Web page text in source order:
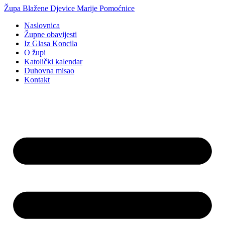
Idi
sadržaj
Župa Blažene Djevice Marije Pomoćnice
Naslovnica
Župne obavijesti
Iz Glasa Koncila
O župi
Katolički kalendar
Duhovna misao
Kontakt